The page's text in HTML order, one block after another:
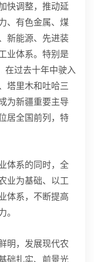
快调整，推动延
、有色金属、煤
新能源、先进装
业体系。特别是
在过去十年中驶入
塔里木和吐哈三
为新疆重要主导
居全国前列，特
体系的同时，全
业为基础、以工
体系，不断提高
。
明，发展现代农
础扎实、前景光